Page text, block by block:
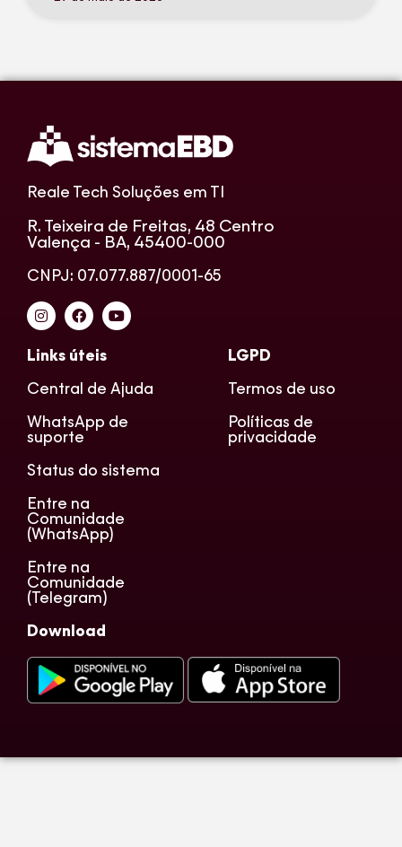
Reale Tech Soluções em TI
R. Teixeira de Freitas, 48 Centro
Valença - BA, 45400-000
CNPJ: 07.077.887/0001-65
Links úteis
Central de Ajuda
WhatsApp de
suporte
Status do sistema
Entre na
Comunidade
(WhatsApp)
Entre na
Comunidade
(Telegram)
LGPD
Termos de uso
Políticas de
privacidade
Download